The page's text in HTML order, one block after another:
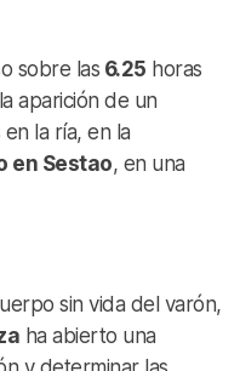
sobre las 6.25 horas
aparición de un
la ría, en la
en Sestao, en una
sin vida del varón,
ha abierto una